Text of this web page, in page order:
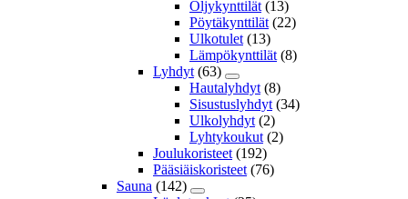
Öljykynttilät (13)
Pöytäkynttilät (22)
Ulkotulet (13)
Lämpökynttilät (8)
Lyhdyt (63)
Hautalyhdyt (8)
Sisustuslyhdyt (34)
Ulkolyhdyt (2)
Lyhtykoukut (2)
Joulukoristeet (192)
Pääsiäiskoristeet (76)
Sauna (142)